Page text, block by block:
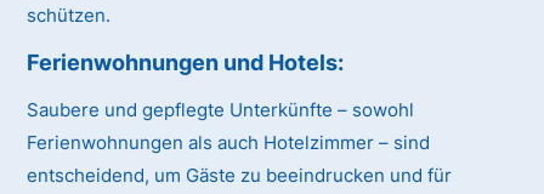
schützen.
Ferienwohnungen und Hotels:
Saubere und gepflegte Unterkünfte – sowohl
Ferienwohnungen als auch Hotelzimmer – sind
entscheidend, um Gäste zu beeindrucken und für